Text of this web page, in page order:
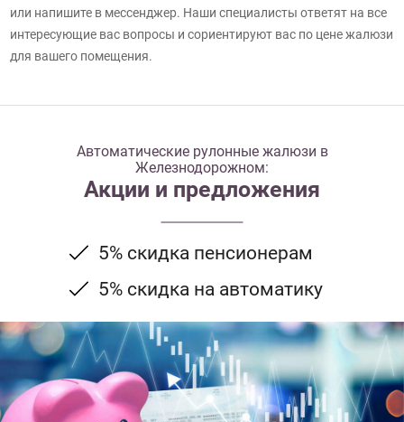
или напишите в мессенджер. Наши специалисты ответят на все
интересующие вас вопросы и сориентируют вас по цене жалюзи
для вашего помещения.
Автоматические рулонные жалюзи в
Железнодорожном:
Акции и предложения
5% скидка пенсионерам
5% скидка на автоматику